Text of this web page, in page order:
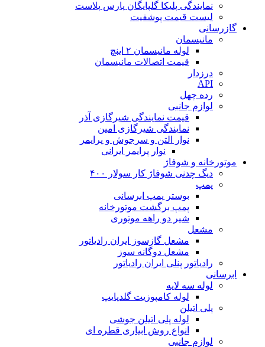
نمایندگی پلیکا گلپایگان پارس پلاست
لیست قیمت پوشفیت
گازرسانی
مانیسمان
لوله مانیسمان ۲ اینچ
قیمت اتصالات مانیسمان
درزدار
API
رده چهل
لوازم جانبی
قیمت نمایندگی شیرگازی آذر
نمایندگی شیرگازی امین
نوار التن و سرجوش و پرایمر
نوار پرایمر ایرانی
موتورخانه و شوفاژ
دیگ چدنی شوفاژ کار سولار ۴۰۰
پمپ
بوستر پمپ ابرسانی
پمپ برگشت موتورخانه
شیر دو راهه موتوری
مشعل
مشعل گازسوز ایران رادیاتور
مشعل دوگانه سوز
رادیاتور پنلی ایران رادیاتور
ابرسانی
لوله سه لایه
لوله کامپوزیت گلدپایپ
پلی اتیلن
لوله پلی اتیلن جوشی
انواع روش ابیاری قطره ای
لوازم جانبی